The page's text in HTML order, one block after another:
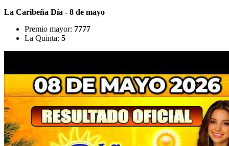
La Caribeña Día - 8 de mayo
Premio mayor: 7777
La Quinta: 5